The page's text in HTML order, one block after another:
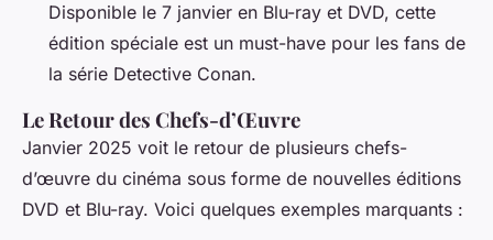
Disponible le 7 janvier en Blu-ray et DVD, cette
édition spéciale est un must-have pour les fans de
la série Detective Conan.
Le Retour des Chefs-d’Œuvre
Janvier 2025 voit le retour de plusieurs chefs-
d’œuvre du cinéma sous forme de nouvelles éditions
DVD et Blu-ray. Voici quelques exemples marquants :